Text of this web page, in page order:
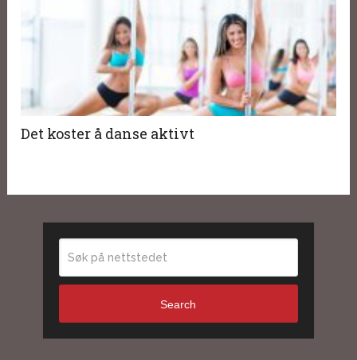
Det koster å danse aktivt
Search